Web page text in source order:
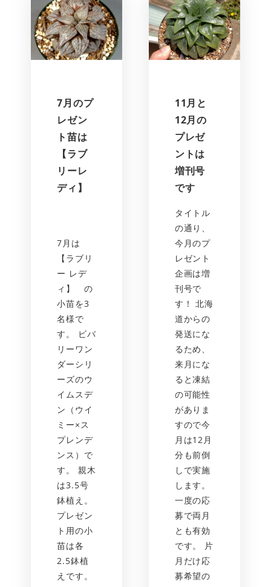
7月のプ
レゼン
ト苗は
【ラブ
リーレ
ディ】
7月は
【ラブリ
ー レデ
ィ】 の
小苗を3
名様で
す。 ビバ
リーワン
ダーシリ
ーズのウ
イムスデ
ン（ウイ
ミー×ス
プレンデ
ンス）で
す。 親木
は3.5号
鉢植え。
プレゼン
ト用の小
苗は各
2.5鉢植
えです。
11月と
12月の
プレゼ
ントは
増刊号
です
タイトル
の通り、
今月のプ
レゼント
企画は増
刊号で
す！ 北海
道からの
発送にな
るため、
来月にな
ると凍結
の可能性
がありま
すので今
月は12月
分も前倒
しで実施
します。
一度の応
募で両月
とも有効
です。 片
月だけ応
募希望の